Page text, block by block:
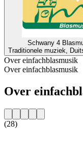
Schwany 4
Traditionele muziek,
Over einfachblasmusik
Over einfachblasmusik
Over
(28)